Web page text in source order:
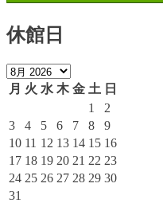
休館日
月 火 水 木 金 土 日
1
2
3
4 5 6 7 8
9
10 11 12 13 14 15 16
17 18 19 20 21 22 23
24 25 26 27 28 29 30
31